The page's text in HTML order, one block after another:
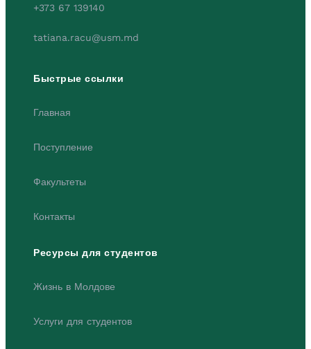
+373 67 139140
tatiana.racu@usm.md
Быстрые ссылки
Главная
Поступление
Факультеты
Контакты
Ресурсы для студентов
Жизнь в Молдове
Услуги для студентов